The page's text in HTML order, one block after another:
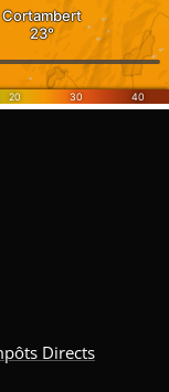
Directs